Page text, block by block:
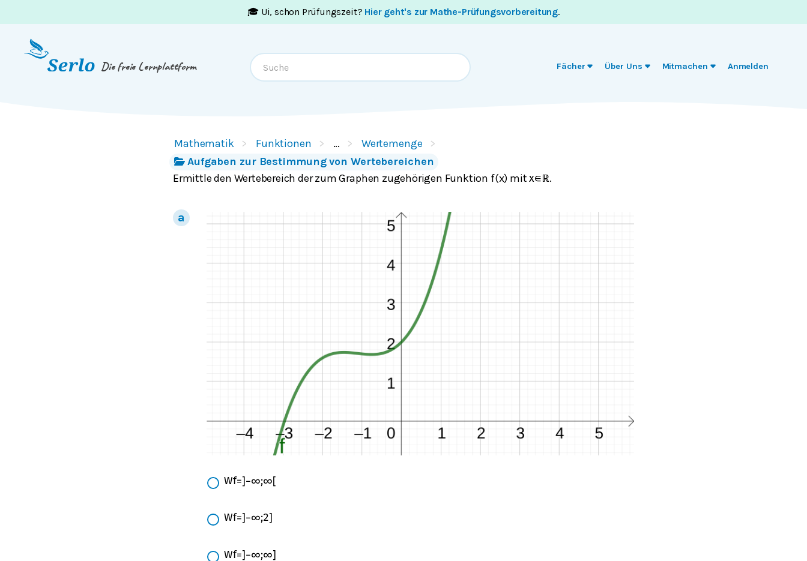
🎓 Ui, schon Prüfungszeit? Hier geht's zur Mathe-Prüfungsvorbereitung.
Die freie Lernplattform Fächer Über Uns Mitmachen Anmelden
Mathematik Funktionen …
Wertemenge
Aufgaben zur Bestimmung von Wertebereichen
Ermittle den Wertebereich der zum Graphen zugehörigen Funktion f(x) mitx∈ ℝ.
Wf=] −∞;∞[
Wf= −∞;2
Wf=] −∞;∞]